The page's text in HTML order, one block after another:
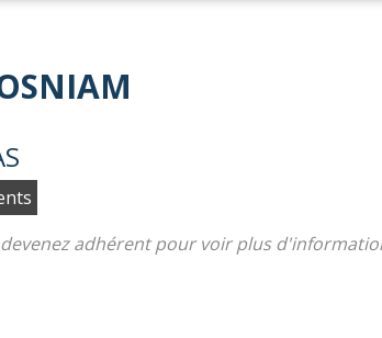
adhérent pour voir plus